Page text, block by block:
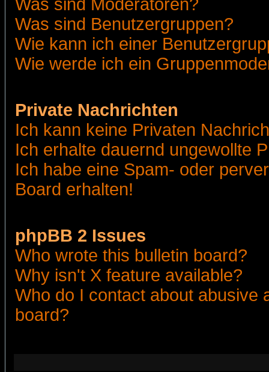
Was sind Moderatoren?
Was sind Benutzergruppen?
Wie kann ich einer
Wie werde ich ein
Private Nachrichten
Ich kann keine Privaten
Ich erhalte dauernd ungewollte
Ich habe eine Spam- oder
Board erhalten!
phpBB 2 Issues
Who wrote this bulletin board?
Why isn't X feature available?
Who do I contact about abusive
board?